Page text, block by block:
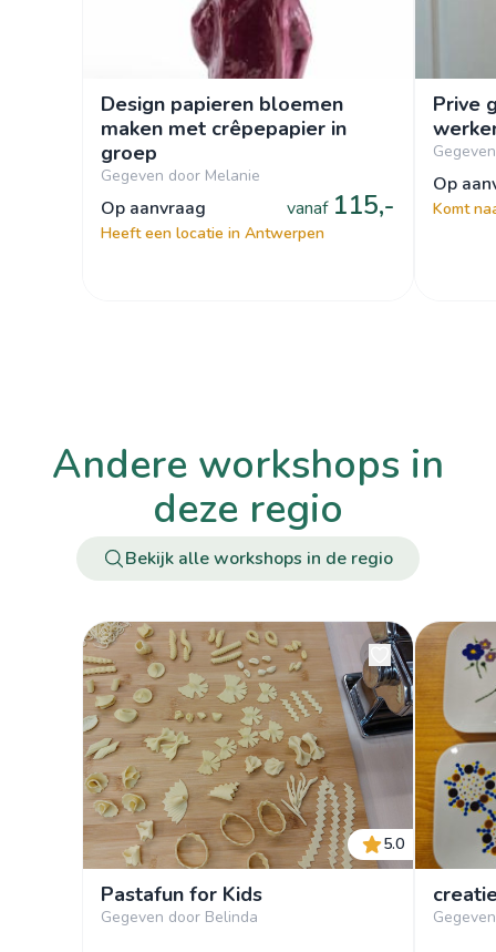
Design papieren bloemen
maken met crêpepapier in
groep
Gegeven door Melanie
op aanvraag vanaf 115,-
Heeft een locatie in Antwerpen
Prive
op
Komt
andere workshops in
deze regio
Bekijk alle workshops in de regio
5.0
Pastafun for Kids
Gegeven door Belinda